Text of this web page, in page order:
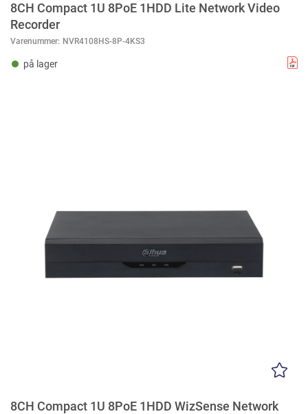
8CH Compact 1U 8PoE 1HDD Lite Network Video
Recorder
Varenummer: NVR4108HS-8P-4KS3
på lager
8CH Compact 1U 8PoE 1HDD WizSense Network